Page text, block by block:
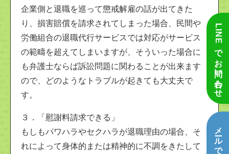
企業側と退職を巡って懲戒解雇の話が出てきた
り、損害賠償を請求されてしまった場合、民間や
労働組合の退職代行サービスでは対応がサービス
の範疇を超えてしまいますが、そういった場合に
も弁護士ならば訴訟問題に関わることが出来ます
ので、どのようなトラブルが起きても大丈夫で
す。
３．「慰謝料請求できる」
もしもパワハラやセクハラが退職理由の場合、そ
れによって身体的または精神的に不調をきたして
LINEでお問い合わせ